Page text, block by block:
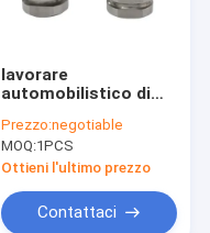
lavorare
automobilistico di
parti SS412 di CNC di
acciaio inossidabile
3D
Prezzo:negotiable
MOQ:1PCS
Ottieni l'ultimo prezzo
Contattaci